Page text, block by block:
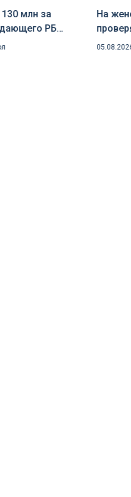
130 млн за
РБ
едко пошутил
На
на